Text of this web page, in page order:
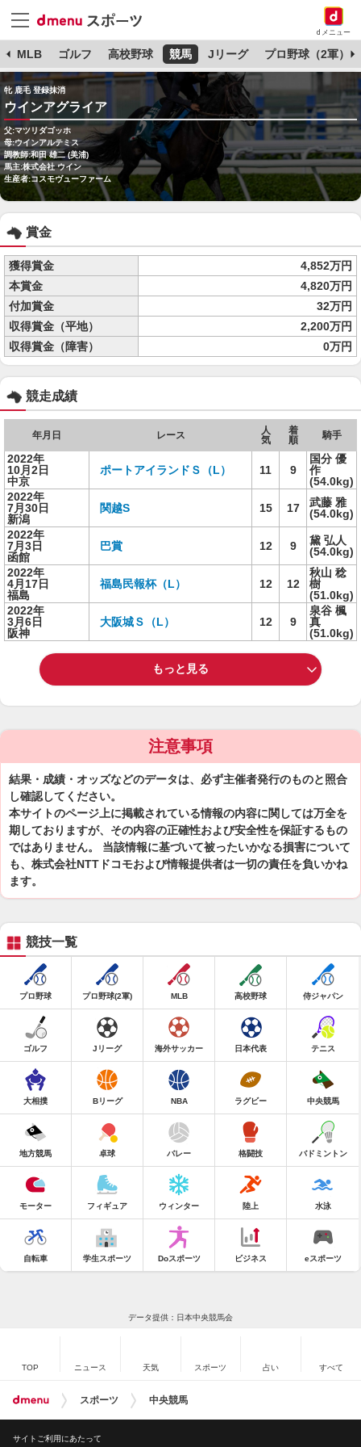
dメニュー
MLB ゴルフ 高校野球 競馬 Jリーグ プロ野球（2軍）
牝 鹿毛 登録抹消
ウインアグライア
父:マツリダゴッホ
母:ウインアルテミス
調教師:和田 雄二 (美浦)
馬主:株式会社 ウイン
生産者:コスモヴューファーム
賞金
獲得賞金
4,852万円
本賞金
4,820万円
付加賞金
32万円
収得賞金（平地）
2,200万円
収得賞金（障害）
0万円
競走成績
年月日 レース
人
気
着
順
騎手
2022年
10月2日
中京
ポートアイランドＳ（L） 11 9
国分 優
作
(54.0kg)
2022年
7月30日
新潟
関越S 15 17
武藤 雅
(54.0kg)
2022年
7月3日
函館
巴賞 12 9
黛 弘人
(54.0kg)
2022年
4月17日
福島
福島民報杯（L） 12 12
秋山 稔
樹
(51.0kg)
2022年
3月6日
阪神
大阪城Ｓ（L） 12 9
泉谷 楓
真
(51.0kg)
もっと見る
注意事項
結果・成績・オッズなどのデータは、必ず主催者発行のものと照合
し確認してください。
本サイトのページ上に掲載されている情報の内容に関しては万全を
期しておりますが、その内容の正確性および安全性を保証するもの
ではありません。 当該情報に基づいて被ったいかなる損害について
も、株式会社NTTドコモおよび情報提供者は一切の責任を負いかね
ます。
競技一覧
プロ野球 プロ野球(2軍) MLB 高校野球 侍ジャパン
ゴルフ Jリーグ 海外サッカー 日本代表 テニス
大相撲 Bリーグ NBA ラグビー 中央競馬
地方競馬 卓球 バレー 格闘技 バドミントン
モーター フィギュア ウィンター 陸上 水泳
自転車 学生スポーツ Doスポーツ ビジネス eスポーツ
データ提供：日本中央競馬会
TOP ニュース 天気 スポーツ 占い すべて
スポーツ 中央競馬
サイトご利用にあたって